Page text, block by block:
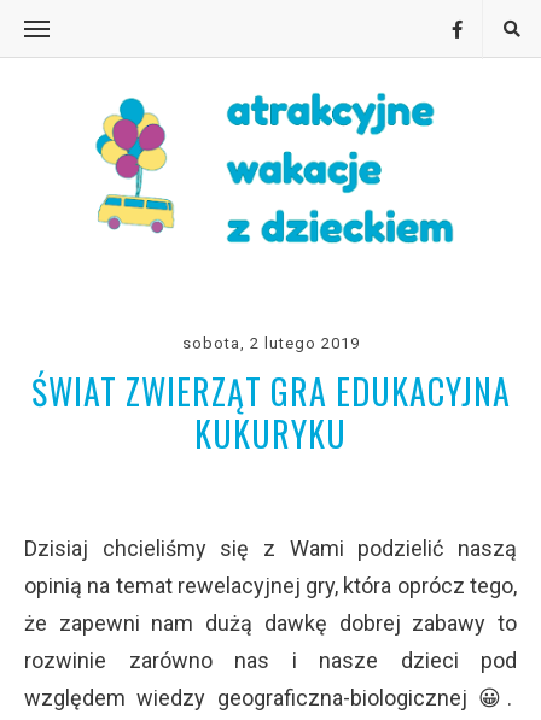
sobota, 2 lutego 2019
ŚWIAT ZWIERZĄT GRA EDUKACYJNA
KUKURYKU
Dzisiaj chcieliśmy się z Wami podzielić naszą
opinią na temat rewelacyjnej gry, która oprócz tego,
że zapewni nam dużą dawkę dobrej zabawy to
rozwinie zarówno nas i nasze dzieci pod
względem wiedzy geograficzna-biologicznej 😀.